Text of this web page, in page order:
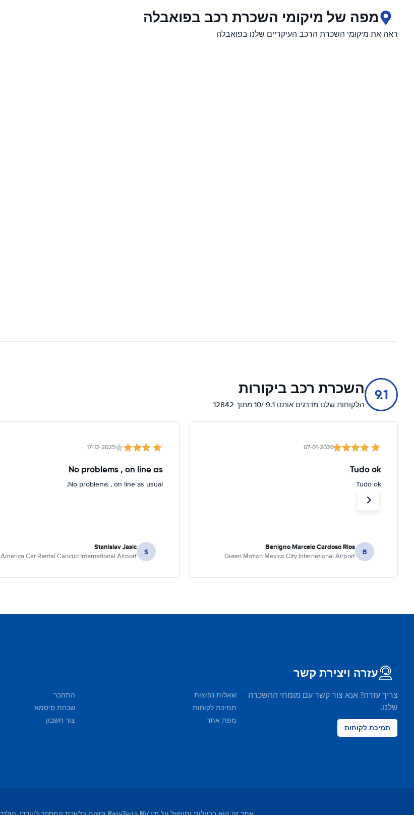
מפה של מיקומי השכרת רכב בפואבלה
ראה את מיקומי השכרת הרכב העיקריים שלנו בפואבלה
9.1 השכרת רכב ביקורות
הלקוחות שלנו מדרגים אותנו 9.1 /10 מתוך 12842
07-01-2026
Tudo ok
Tudo ok
B
Benigno Marcelo Cardoso Rios
Green Motion Mexico City International Airport
17-12-2025
No problems , on line as
No problems , on line as usual.
S
Stanislav Jasic
America Car Rental Cancun International Airport
עזרה ויצירת קשר
צריך עזרה? אנא צור קשר עם מומחי ההשכרה
שלנו.
תמיכת לקוחות
שאלות נפוצות
תמיכת לקוחות
מפת אתר
התחבר
שכחת סיסמא
צור חשבון